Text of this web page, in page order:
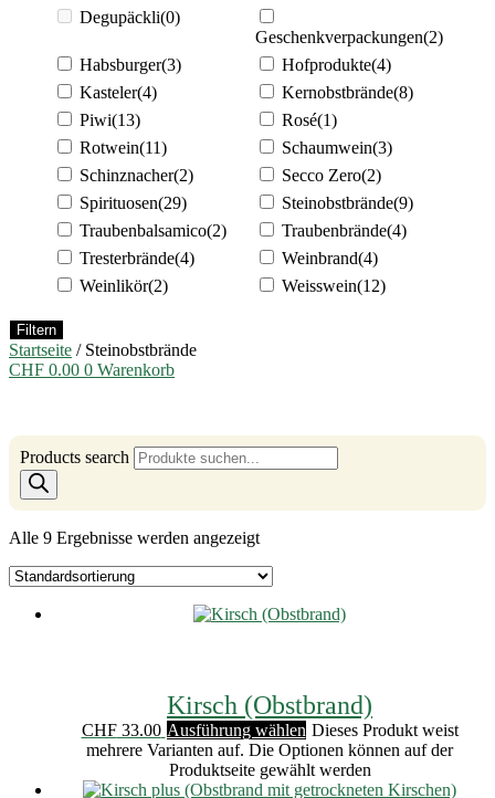
Degupäckli(0)
Geschenkverpackungen(2)
Habsburger(3) Hofprodukte(4)
Kasteler(4) Kernobstbrände(8)
Piwi(13) Rosé(1)
Rotwein(11) Schaumwein(3)
Schinznacher(2) Secco Zero(2)
Spirituosen(29) Steinobstbrände(9)
Traubenbalsamico(2) Traubenbrände(4)
Tresterbrände(4) Weinbrand(4)
Weinlikör(2) Weisswein(12)
Filtern
Startseite / Steinobstbrände
CHF 0.00 0 Warenkorb
Products search
Alle 9 Ergebnisse werden angezeigt
Kirsch (Obstbrand)
CHF33.00 Ausführung wählen Dieses Produkt weist
mehrere Varianten auf. Die Optionen können auf der
Produktseite gewählt werden